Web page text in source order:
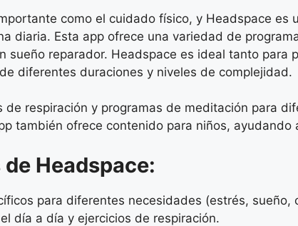
como el cuidado físico, y Headspace es
diaria. Esta app ofrece una variedad de
sueño reparador. Headspace es ideal tanto para
diferentes duraciones y niveles de complejidad.
de respiración y programas de meditación para
también ofrece contenido para niños,
Headspace:
para diferentes necesidades (estrés, sueño,
día a día y ejercicios de respiración.